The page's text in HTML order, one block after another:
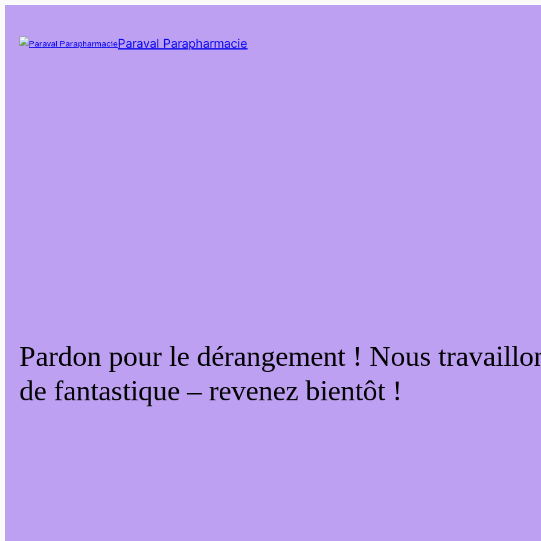
Paraval Parapharmacie
Pardon pour le dérangement ! Nous
de fantastique – revenez bientôt !